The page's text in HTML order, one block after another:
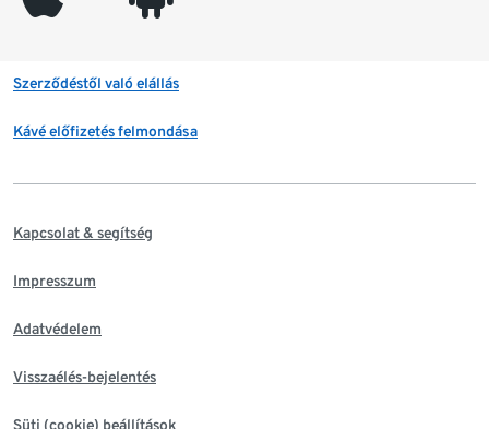
Szerződéstől való elállás
Kávé előfizetés felmondása
Kapcsolat & segítség
Impresszum
Adatvédelem
Visszaélés-bejelentés
Süti (cookie) beállítások